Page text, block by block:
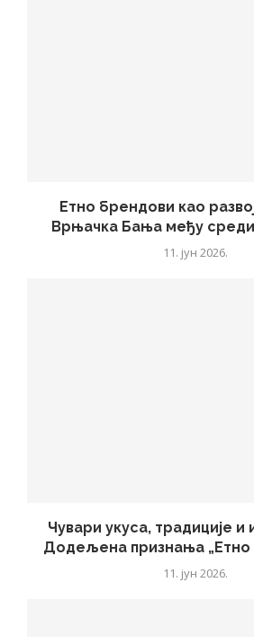
Етно брендови као
Врњачка Бања међу
11. јун 2026.
Чувари укуса, традиције и
Додељена признања „Етно
11. јун 2026.